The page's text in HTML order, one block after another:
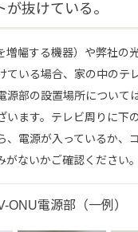
抜けている。
増幅する機器）や弊社の
ている場合、家の中のテ
源部の設置場所について
います。テレビ周りに下
、電源が入っているか、
ないかご確認ください。
ONU電源部（一例）